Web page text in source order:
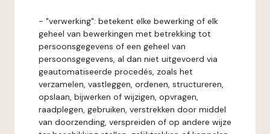
- "verwerking": betekent elke bewerking of elk
geheel van bewerkingen met betrekking tot
persoonsgegevens of een geheel van
persoonsgegevens, al dan niet uitgevoerd via
geautomatiseerde procedés, zoals het
verzamelen, vastleggen, ordenen, structureren,
opslaan, bijwerken of wijzigen, opvragen,
raadplegen, gebruiken, verstrekken door middel
van doorzending, verspreiden of op andere wijze